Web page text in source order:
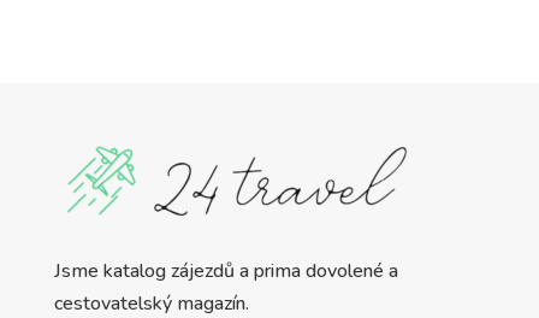
Jsme katalog zájezdů a prima dovolené a
cestovatelský magazín.